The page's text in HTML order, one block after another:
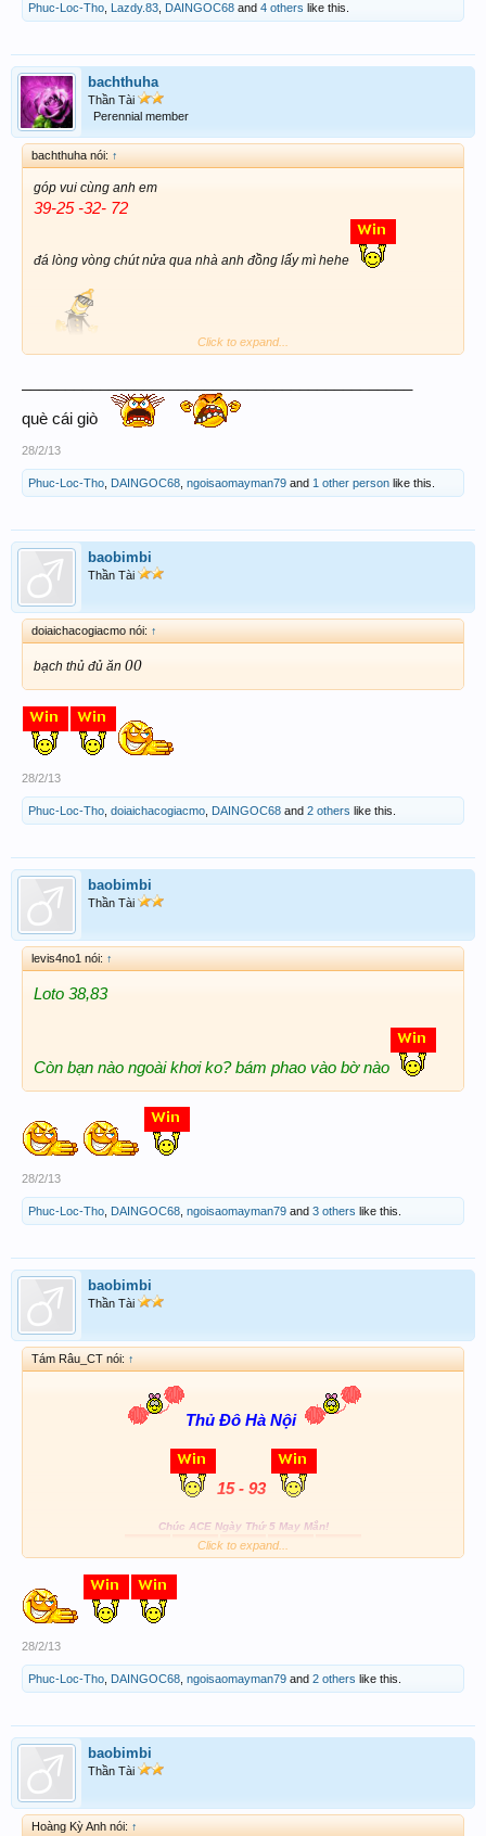
Phuc-Loc-Tho Lazdy.83 DAINGOC68 and 4 others like this.
bachthuha
Thần Tài
Perennial member
bachthuha nói: ↑
góp vui cùng anh em
39-25 -32- 72
đá lòng vòng chút nửa qua nhà anh đồng lấy mì hehe
Click to expand...
què cái giò
28/2/13
Phuc-Loc-Tho DAINGOC68 ngoisaomayman79 and 1 other person like this.
baobimbi
Thần Tài
doiaichacogiacmo nói: ↑
bạch thủ đủ ăn 00
28/2/13
Phuc-Loc-Tho doiaichacogiacmo DAINGOC68 and 2 others like this.
baobimbi
Thần Tài
levis4no1 nói: ↑
Loto 38,83
Còn bạn nào ngoàikhơi ko? bám phao vào bờ nào
28/2/13
Phuc-Loc-Tho DAINGOC68 ngoisaomayman79 and 3 others like this.
baobimbi
Thần Tài
Tám Râu_CT nói: ↑
Thủ Đô Hà Nội
15 - 93
Chúc ACE Ngày Thứ 5 May Mắn!
Click to expand...
28/2/13
Phuc-Loc-Tho DAINGOC68 ngoisaomayman79 and 2 others like this.
baobimbi
Thần Tài
Hoàng Kỳ Anh nói: ↑